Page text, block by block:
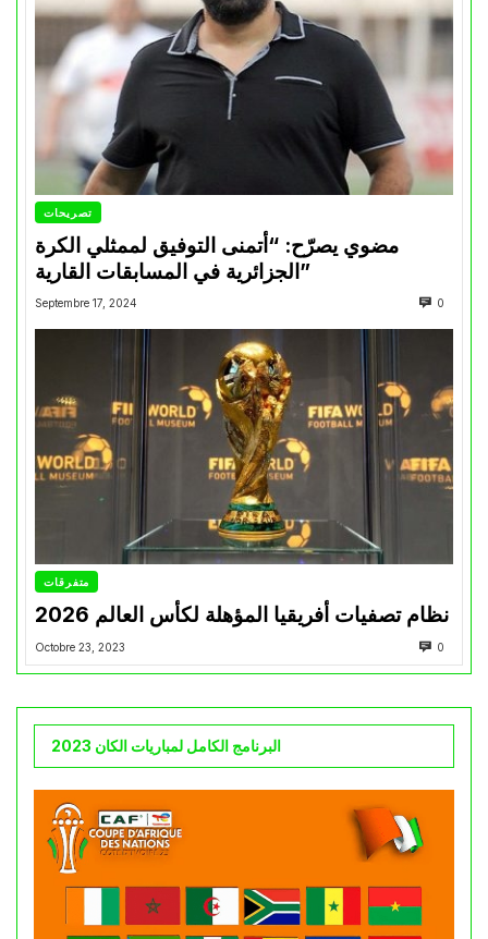
تصريحات
مضوي يصرّح: “أتمنى التوفيق لممثلي الكرة
الجزائرية في المسابقات القارية”
Septembre 17, 2024 0
متفرقات
نظام تصفيات أفريقيا المؤهلة لكأس العالم 2026
Octobre 23, 2023 0
البرنامج الكامل لمباريات الكان 2023